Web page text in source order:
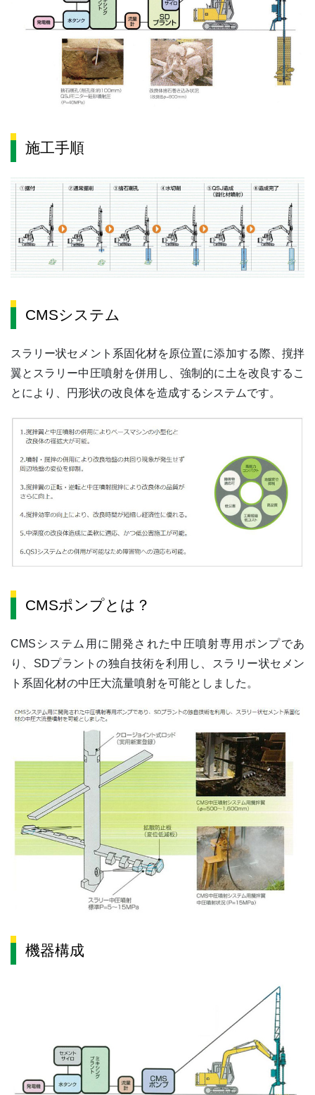
施工手順
CMSシステム
スラリー状セメント系固化材を原位置に添加する際、撹拌
翼とスラリー中圧噴射を併用し、強制的に土を改良するこ
とにより、円形状の改良体を造成するシステムです。
CMSポンプとは？
CMSシステム用に開発された中圧噴射専用ポンプであ
り、SDプラントの独自技術を利用し、スラリー状セメン
ト系固化材の中圧大流量噴射を可能としました。
機器構成